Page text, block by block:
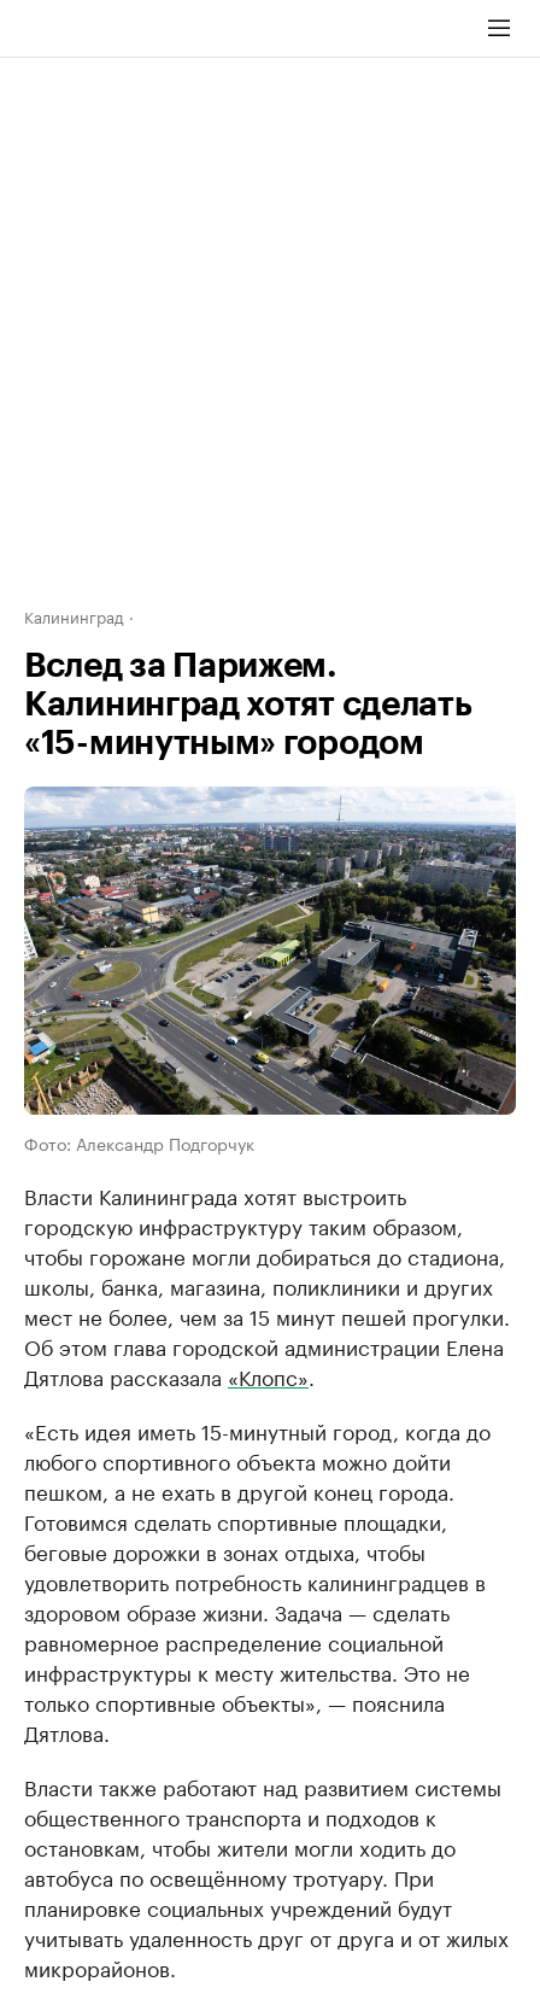
Калининград
Вслед за Парижем.
Калининград хотят сделать
«15-минутным» городом
Фото: Александр Подгорчук
Власти Калининграда хотят выстроить
городскую инфраструктуру таким образом,
чтобы горожане могли добираться до стадиона,
школы, банка, магазина, поликлиники и других
мест не более, чем за 15 минут пешей прогулки.
Об этом глава городской администрации Елена
Дятлова рассказала «Клопс»
«Есть идея иметь 15-минутный город, когда до
любого спортивного объекта можно дойти
пешком, а не ехать в другой конец города.
Готовимся сделать спортивные площадки,
беговые дорожки в зонах отдыха, чтобы
удовлетворить потребность калининградцев в
здоровом образе жизни. Задача — сделать
равномерное распределение социальной
инфраструктуры к месту жительства. Это не
только спортивные объекты», — пояснила
Дятлова.
Власти также работают над развитием системы
общественного транспорта и подходов к
остановкам, чтобы жители могли ходить до
автобуса по освещённому тротуару. При
планировке социальных учреждений будут
учитывать удаленность друг от друга и от жилых
микрорайонов.